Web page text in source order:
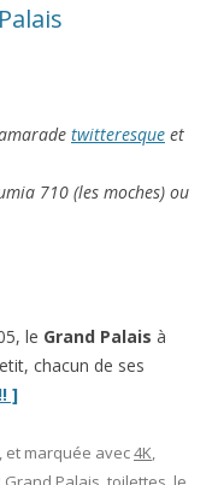
twitteresque et
710 (les moches) ou
le Grand Palais à
chacun de ses
]“Sur
grill
:
, et marquée avec4K,